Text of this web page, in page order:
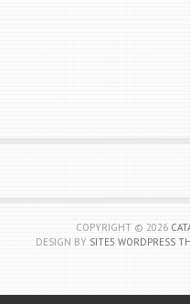
COPYRIGHT © 2026
DESIGN BY SITE5 WORDPRESS